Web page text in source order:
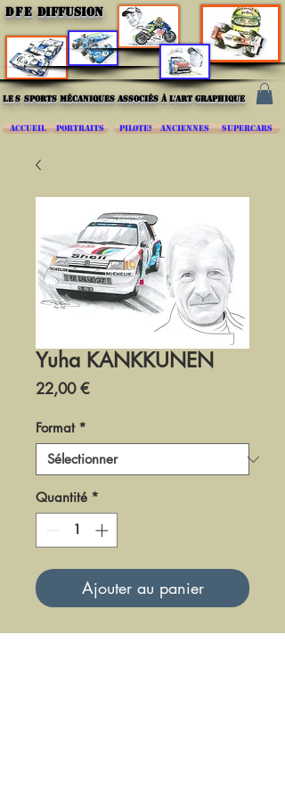
DFE DIFFUSION
les sports mécaniques associés à l'art graphique
ACCUEIL PORTRAITS PILOTES ANCIENNES SUPERCARS
Yuha KANKKUNEN
22,00 €Prix
Format *
Quantité *
Ajouter au panier
DPR12